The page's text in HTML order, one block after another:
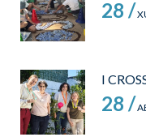
28 /
I
28 /